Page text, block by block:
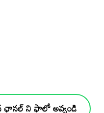
ఛానల్ ని ఫాలో అవ్వండి